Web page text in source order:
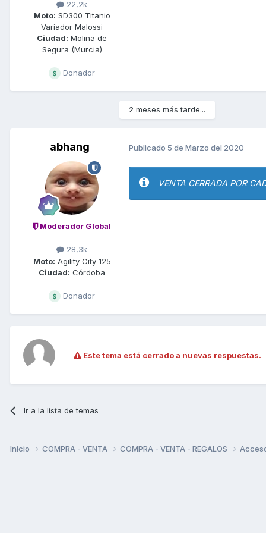
22,2k
Moto: SD300 Titanio
Variador Malossi
Ciudad: Molina de
Segura (Murcia)
Donador
2 meses más tarde...
abhang
Moderador Global
28,3k
Moto: Agility City 125
Ciudad: Córdoba
Donador
Publicado 5 de Marzo del 2020
VENTA CERRADA POR
Este tema está cerrado a nuevas respuestas.
Ir a la lista de temas
Inicio COMPRA - VENTA COMPRA - VENTA - REGALOS